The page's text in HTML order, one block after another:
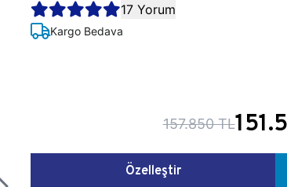
17 Yorum
Kargo Bedava
157.850 TL
Özelleştir